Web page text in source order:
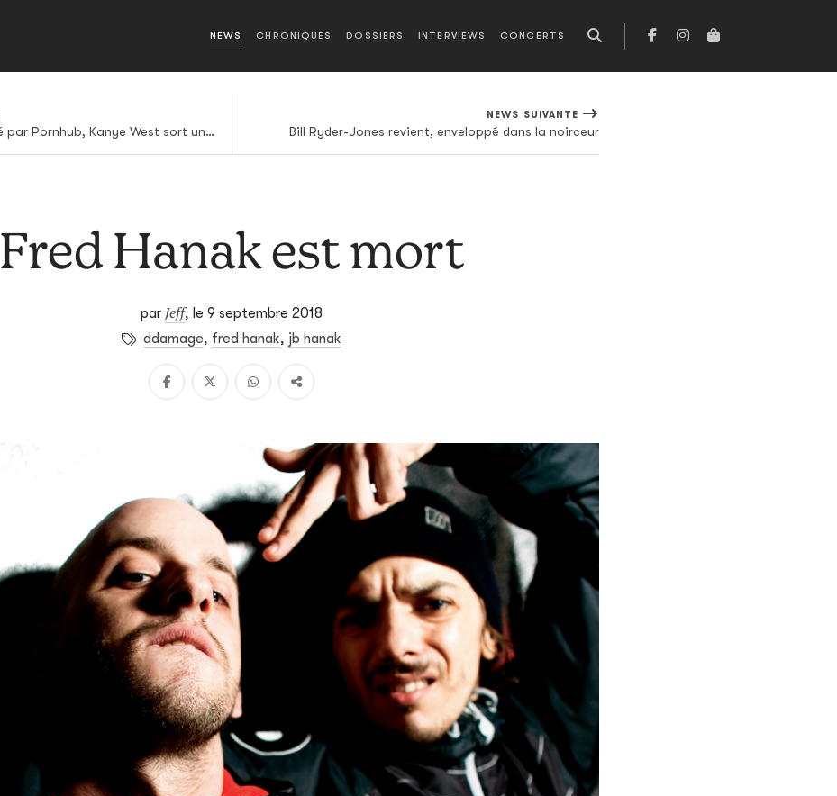
NEWS CHRONIQUES DOSSIERS INTERVIEWS CONCERTS
Fraîchement embauché par Pornhub, Kanye West sort un nouveau clip avec Lil Pump
NEWS SUIVANTE
Bill Ryder-Jones revient, enveloppé dans la noirceur
Fred Hanak est mort
par Jeff, le 9 septembre 2018
ddamage, fred hanak, jb hanak